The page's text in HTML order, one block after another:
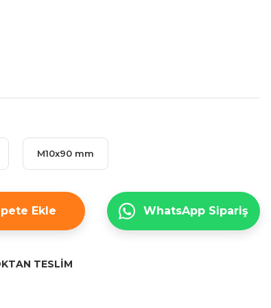
M10x90 mm
Ekle WhatsApp Sipariş
TESLIM